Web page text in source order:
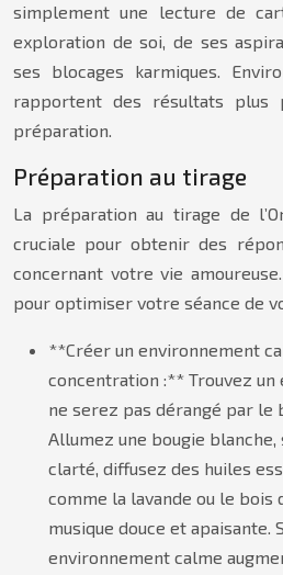
simplement une lecture de
exploration de soi, de ses
ses blocages karmiques.
rapportent des résultats plus
préparation.
Préparation au tirage
La préparation au tirage de
cruciale pour obtenir des
concernant votre vie
pour optimiser votre séance de
**Créer un environnement
concentration :** Trouvez un
ne serez pas dérangé par le
Allumez une bougie
clarté, diffusez des huiles
comme la lavande ou le bois
musique douce et apaisante.
environnement calme